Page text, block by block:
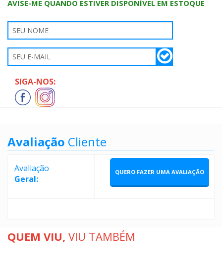
AVISE-ME QUANDO ESTIVER DISPONÍVEL EM ESTOQUE
SIGA-NOS:
Avaliação Cliente
Avaliação
Geral:
QUERO FAZER UMA AVALIAÇÃO
QUEM VIU, VIU TAMBÉM